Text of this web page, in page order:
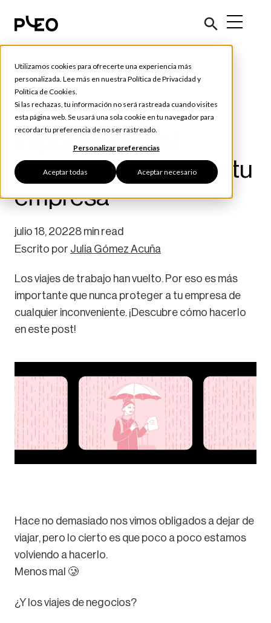
Utilizamos cookies para ofrecerte una experiencia más
personalizada. Lee más en nuestra Política de Privacidad y
Política de Cookies.
Si las rechazas, tu información no será rastreada cuando visites
esta página web. Se usará una sola cookie en tu navegador para
recordar tu preferencia de no ser rastreado.
Personalizar preferencias
Aceptar todas Aceptar necesario
Viajes y más gastos
La (extrema)
importancia del
seguro de viaje para tu
empresa
julio 18, 20228 min read
Escrito por Julia Gómez Acuña
Los viajes de trabajo han vuelto. Por eso es más
importante que nunca proteger a tu empresa de
cualquier inconveniente. ¡Descubre cómo hacerlo
en este post!
Hace no demasiado nos vimos obligados a dejar de
viajar, pero lo cierto es que poco a poco estamos
volviendo a hacerlo.
Menos mal 🥲
¿Y los viajes de negocios?